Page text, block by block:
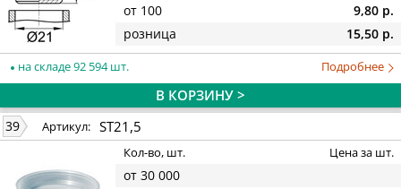
от 100
9,80 р.
розница
15,50 р.
на складе 92 594 шт. Подробнее
В КОРЗИНУ >
39 Артикул: ST21,5
Кол-во, шт. Цена за шт.
от 30 000